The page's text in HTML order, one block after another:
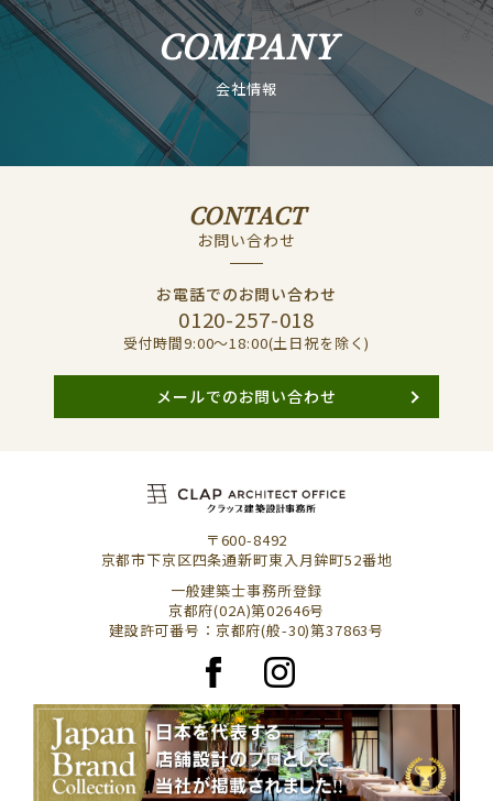
COMPANY
会社情報
CONTACT
お問い合わせ
お電話でのお問い合わせ
0120-257-018
受付時間9:00〜18:00(土日祝を除く)
メールでのお問い合わせ
〒600-8492
京都市下京区四条通新町東入月鉾町52番地
一般建築士事務所登録
京都府(02A)第02646号
建設許可番号：京都府(般-30)第37863号